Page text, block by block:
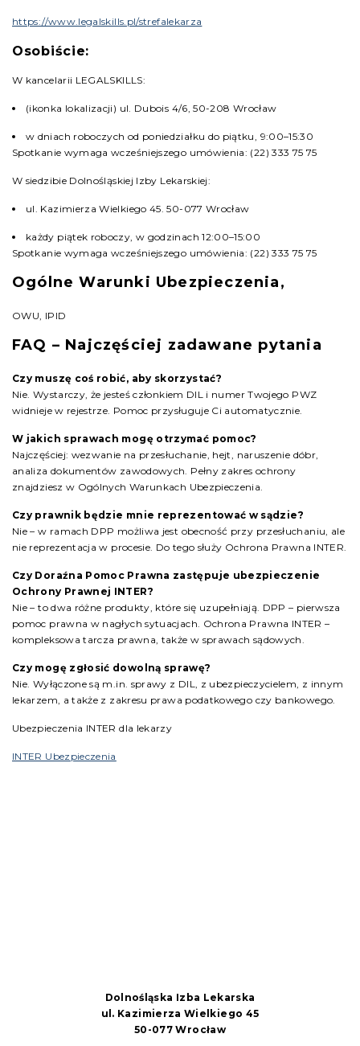
https://www.legalskills.pl/strefalekarza
Osobiście:
W kancelarii LEGALSKILLS:
(ikonka lokalizacji) ul. Dubois 4/6, 50-208 Wrocław
w dniach roboczych od poniedziałku do piątku, 9:00–15:30
Spotkanie wymaga wcześniejszego umówienia: (22) 333 75 75
W siedzibie Dolnośląskiej Izby Lekarskiej:
ul. Kazimierza Wielkiego 45. 50-077 Wrocław
każdy piątek roboczy, w godzinach 12:00–15:00
Spotkanie wymaga wcześniejszego umówienia: (22) 333 75 75
Ogólne Warunki Ubezpieczenia,
OWU, IPID
FAQ – Najczęściej zadawane pytania
Czy muszę coś robić, aby skorzystać?
Nie. Wystarczy, że jesteś członkiem DIL i numer Twojego PWZ
widnieje w rejestrze. Pomoc przysługuje Ci automatycznie.
W jakich sprawach mogę otrzymać pomoc?
Najczęściej: wezwanie na przesłuchanie, hejt, naruszenie dóbr,
analiza dokumentów zawodowych. Pełny zakres ochrony
znajdziesz w Ogólnych Warunkach Ubezpieczenia.
Czy prawnik będzie mnie reprezentować w sądzie?
Nie – w ramach DPP możliwa jest obecność przy przesłuchaniu, ale
nie reprezentacja w procesie. Do tego służy Ochrona Prawna INTER.
Czy Doraźna Pomoc Prawna zastępuje ubezpieczenie
Ochrony Prawnej INTER?
Nie – to dwa różne produkty, które się uzupełniają. DPP – pierwsza
pomoc prawna w nagłych sytuacjach. Ochrona Prawna INTER –
kompleksowa tarcza prawna, także w sprawach sądowych.
Czy mogę zgłosić dowolną sprawę?
Nie. Wyłączone są m.in. sprawy z DIL, z ubezpieczycielem, z innym
lekarzem, a także z zakresu prawa podatkowego czy bankowego.
Ubezpieczenia INTER dla lekarzy
INTER Ubezpieczenia
Dolnośląska Izba Lekarska
ul. Kazimierza Wielkiego 45
50-077 Wrocław